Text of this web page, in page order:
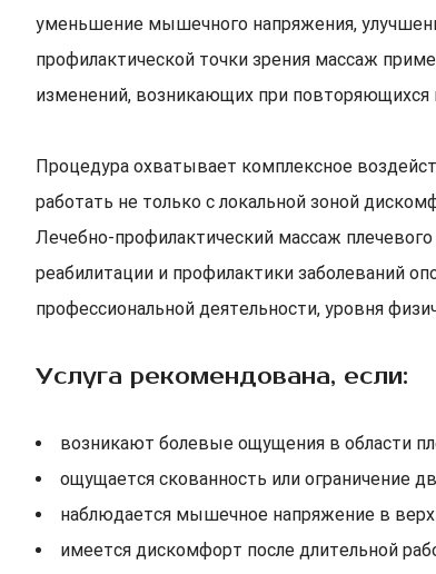
уменьшение мышечного напряжения,
профилактической точки зрения массаж
изменений, возникающих при повторяющихся
Процедура охватывает комплексное
работать не только с локальной зоной
Лечебно-профилактический массаж
реабилитации и профилактики заболеваний
профессиональной деятельности, уровня
Услуга рекомендована, если:
возникают болевые ощущения в области
ощущается скованность или ограничение
наблюдается мышечное напряжение в
имеется дискомфорт после длительной